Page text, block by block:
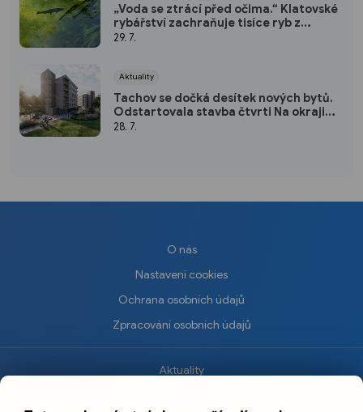
„Voda se ztrácí před očima.“ Klatovské
rybářství zachraňuje tisíce ryb z
vysychajících rybníků
29. 7.
Aktuality
Tachov se dočká desítek nových bytů.
Odstartovala stavba čtvrti Na okraji
Tachov
28. 7.
O nás
Nastavení cookies
Ochrana osobních údajů
Zpracování osobních údajů
Aktuality